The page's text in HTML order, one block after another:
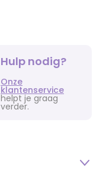
Hulp nodig?
Onze
klantenservice
helpt je graag
verder.